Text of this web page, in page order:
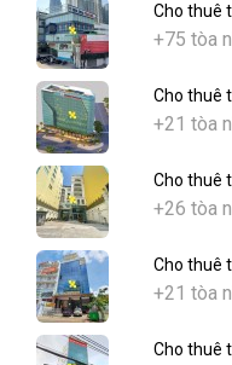
Cho thuê
+75 tòa
Cho thuê
+21 tòa
Cho thuê
+26 tòa
Cho thuê
+21 tòa
Cho thuê